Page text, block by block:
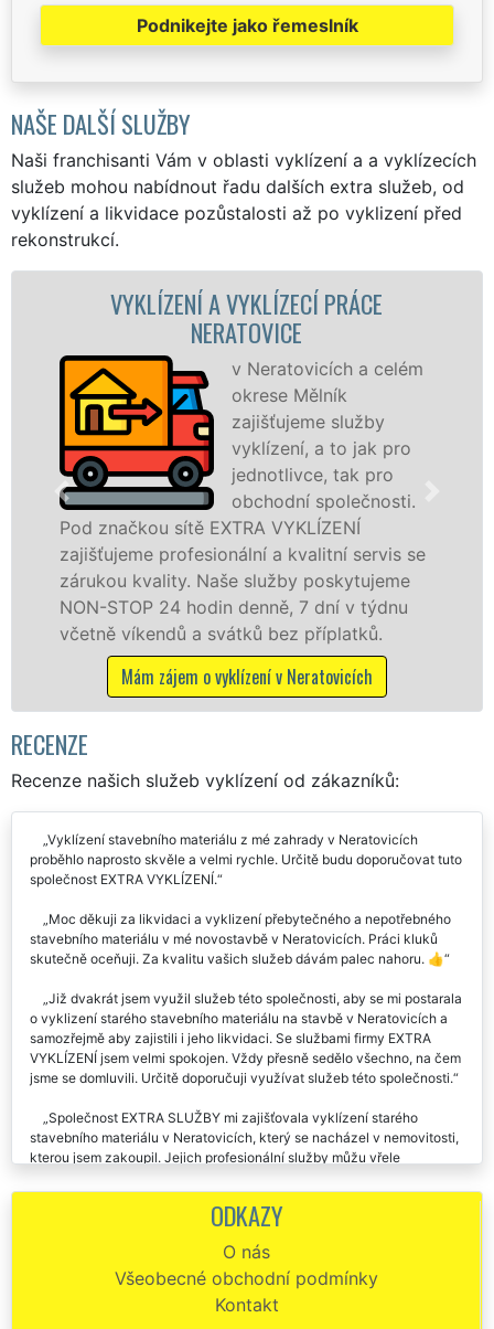
Podnikejte jako řemeslník
NAŠE DALŠÍ SLUŽBY
Naši franchisanti Vám v oblasti vyklízení a a vyklízecích
služeb mohou nabídnout řadu dalších extra služeb, od
vyklízení a likvidace pozůstalosti až po vyklizení před
rekonstrukcí.
A VYKLÍZECÍ PRÁCE
v Neratovicích a celém
okrese Mělník
zajišťujeme služby
vyklízení, a to jak pro
jednotlivce, tak pro
obchodní společnosti.
sítě EXTRA VYKLÍZENÍ
profesionální a kvalitní servis se
Naše služby poskytujeme
24 hodin denně, 7 dní v týdnu
a svátků bez příplatků.
zájem o vyklízení v Neratovicích
v
osobám se
práce, a to
RECENZE
Recenze našich služeb vyklízení od zákazníků:
Vyklízení stavebního materiálu z mé zahrady v Neratovicích
proběhlo naprosto skvěle a velmi rychle. Určitě budu doporučovat tuto
společnost EXTRA VYKLÍZENÍ.
Moc děkuji za likvidaci a vyklizení přebytečného a nepotřebného
stavebního materiálu v mé novostavbě v Neratovicích. Práci kluků
skutečně oceňuji. Za kvalitu vašich služeb dávám palec nahoru. 👍
Již dvakrát jsem využil služeb této společnosti, aby se mi postarala
o vyklizení starého stavebního materiálu na stavbě v Neratovicích a
samozřejmě aby zajistili i jeho likvidaci. Se službami firmy EXTRA
VYKLÍZENÍ jsem velmi spokojen. Vždy přesně sedělo všechno, na čem
jsme se domluvili. Určitě doporučuji využívat služeb této společnosti.
Společnost EXTRA SLUŽBY mi zajišťovala vyklízení starého
stavebního materiálu v Neratovicích, který se nacházel v nemovitosti,
kterou jsem zakoupil. Jejich profesionální služby můžu vřele
Naše stavební společnost využívá celkem pravidelně vyklízecích
vyklizení stavebního materiálu na našich stavbách v Neratovicích.
Jsou to skuteční profesionálové, kteří pracují v sobotu i v neděli. Jejich
odborné práce jednoznačně doporučujeme na základě naší velmi
ODKAZY
O nás
Všeobecné obchodní podmínky
Kontakt